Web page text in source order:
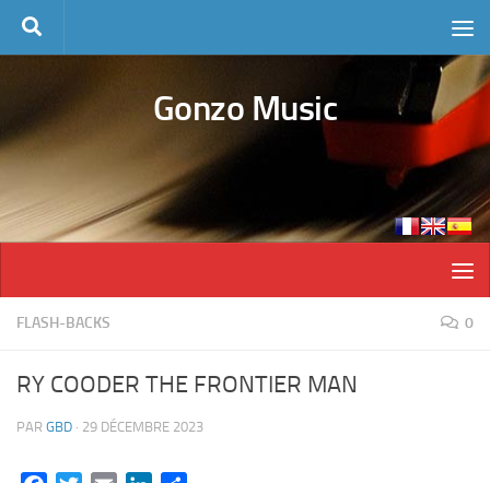
Skip to content
Gonzo Music
FLASH-BACKS 0
RY COODER THE FRONTIER MAN
PAR GBD · 29 DÉCEMBRE 2023